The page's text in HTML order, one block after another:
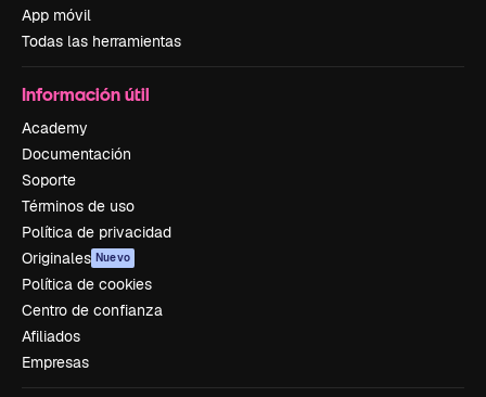
App móvil
Todas las herramientas
Información útil
Academy
Documentación
Soporte
Términos de uso
Política de privacidad
Originales Nuevo
Política de cookies
Centro de confianza
Afiliados
Empresas